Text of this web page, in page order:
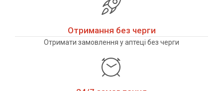
Отримання без черги
Отримати замовлення у аптеці без черги